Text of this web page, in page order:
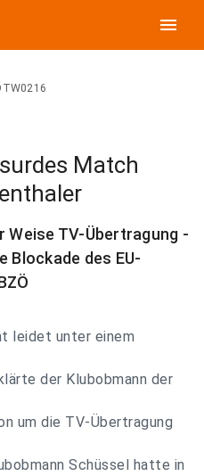
menu
Match
Weise TV-Übertragung -
Blockade des EU-
leidet unter einem
der Klubobmann der
um die TV-Übertragung
Schüssel hatte in